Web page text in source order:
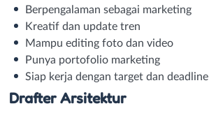
Berpengalaman sebagai marketing
Kreatif dan update tren
Mampu editing foto dan video
Punya portofolio marketing
Siap kerja dengan target dan deadline
Drafter Arsitektur